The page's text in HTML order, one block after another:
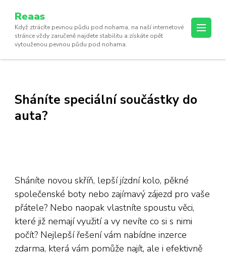
Reaas
Když ztrácíte pevnou půdu pod nohama, na naší internetové
stránce vždy zaručeně najdete stabilitu a získáte opět
vytouženou pevnou půdu pod nohama.
Sháníte speciální součástky do
auta?
Sháníte novou skříň, lepší jízdní kolo, pěkné
společenské boty nebo zajímavý zájezd pro vaše
přátele? Nebo naopak vlastníte spoustu věci,
které již nemají využití a vy nevíte co si s nimi
počít? Nejlepší řešení vám nabídne inzerce
zdarma, která vám pomůže najít, ale i efektivně